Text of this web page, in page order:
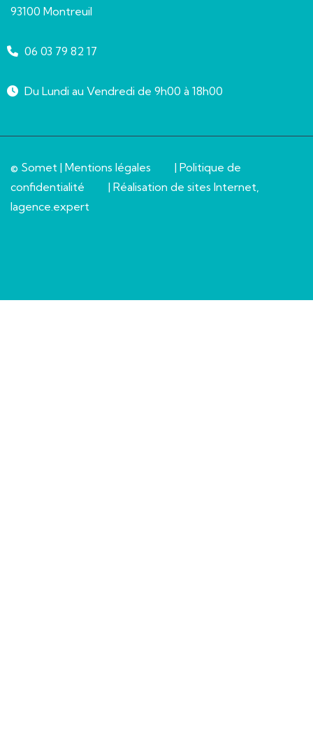
93100 Montreuil
06 03 79 82 17
Du Lundi au Vendredi de 9h00 à 18h00
© Somet | Mentions légales | Politique de
confidentialité
| Réalisation de sites Internet,
lagence.expert